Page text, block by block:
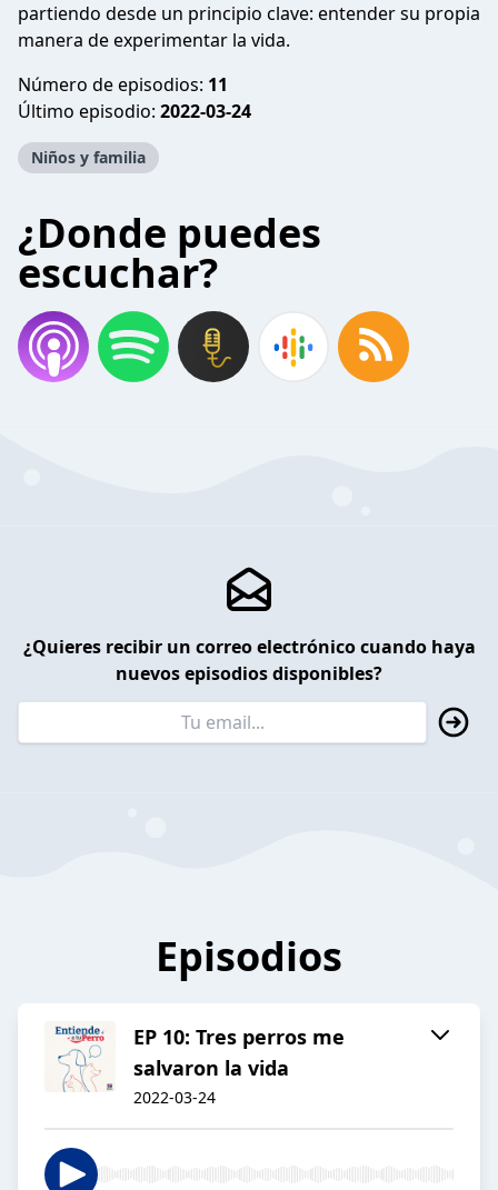
partiendo desde un principio clave: entender su propia
manera de experimentar la vida.
Número de episodios: 11
Último episodio: 2022-03-24
Niños y familia
¿Donde puedes
escuchar?
¿Quieres recibir un correo electrónico cuando haya
nuevos episodios disponibles?
Episodios
EP 10: Tres perros me
salvaron la vida
2022-03-24